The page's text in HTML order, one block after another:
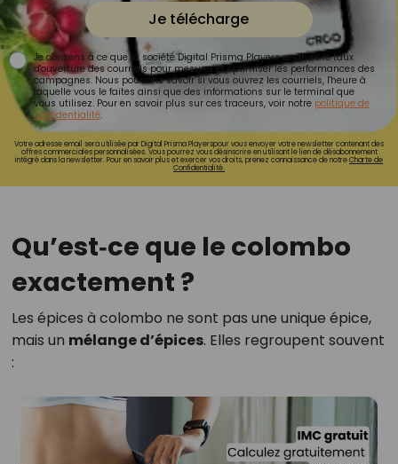
Je télécharge
Je consens à ce que la société Digital Prisma Players analyse le taux
d'ouverture des courriels pour mesurer et optimiser les performances des
campagnes. Nous pourrons savoir si vous ouvrez les courriels, l'heure à
laquelle vous le faites ainsi que des informations sur le terminal que
vous utilisez. Pour en savoir plus sur ces traceurs, voir notre politique de
confidentialité.
Votre adresse email sera utilisée par Digital Prisma Playerspour vous envoyer votre newsletter contenant des
offres commerciales personnalisées. Vous pourrez vous désinscrire en utilisant le lien de désabonnement
intégré dans la newsletter. Pour en savoir plus et exercer vos droits, prenez connaissance de notreCharte de
Confidentialité.
Qu’est‑ce que le colombo
exactement ?
Les épices à colombo ne sont pas une unique épice,
mais un mélange d’épices. Elles regroupent souvent
: